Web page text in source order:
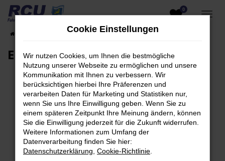
Zum
Hauptinhalt
springen
0
EU-Fahrzeuge am Lager Fahrzeugsuche
EU-Neuwagen für Händler
Fehler: Network Error
Beim Laden ist ein Fehler aufgetreten.
Hier sind ein paar Tipps, die dir helfen können:
Überprüfe deine Firewall und deine
Cookie Einstellungen
Wir nutzen Cookies, um Ihnen die bestmögliche
Nutzung unserer Webseite zu ermöglichen und unsere
Kommunikation mit Ihnen zu verbessern. Wir
berücksichtigen hierbei Ihre Präferenzen und
verarbeiten Daten für Marketing und Statistiken nur,
wenn Sie uns Ihre Einwilligung geben. Wenn Sie zu
einem späteren Zeitpunkt Ihre Meinung ändern, können
Sie die Einwilligung jederzeit für die Zukunft widerrufen.
Weitere Informationen zum Umfang der
Datenverarbeitung finden Sie hier:
Datenschutzerklärung Cookie-Richtlinie